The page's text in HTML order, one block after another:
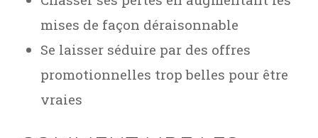
mises de façon déraisonnable
Se laisser séduire par des offres
promotionnelles trop belles pour être
vraies